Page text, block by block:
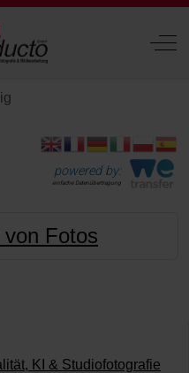
Off-
powered by:
einfache Datenübertragung
Fotos
KI & Studiofotografie